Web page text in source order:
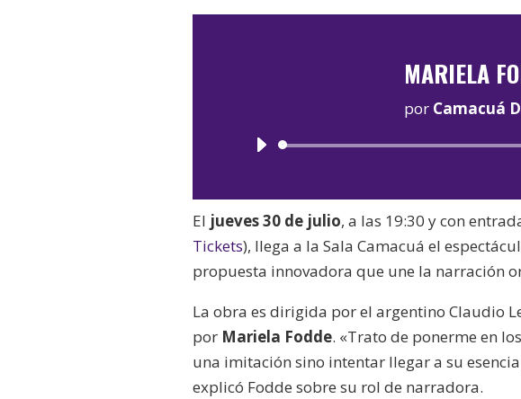
MARIELA
por Camacuá
audio
El jueves 30 de julio, a las 19:30 y con
Tickets), llega a la Sala Camacuá el
propuesta innovadora que une la narración
La obra es dirigida por el argentino Claudio
por Mariela Fodde. «Trato de ponerme en
una imitación sino intentar llegar a su
explicó Fodde sobre su rol de narradora.